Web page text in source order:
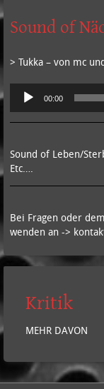
Sound of
> Tukka – von mc
Audio-
Player
00:00
Sound of Leben/
Etc….
Bei Fragen oder
wenden an ->
Kritik
MEHR DAVON